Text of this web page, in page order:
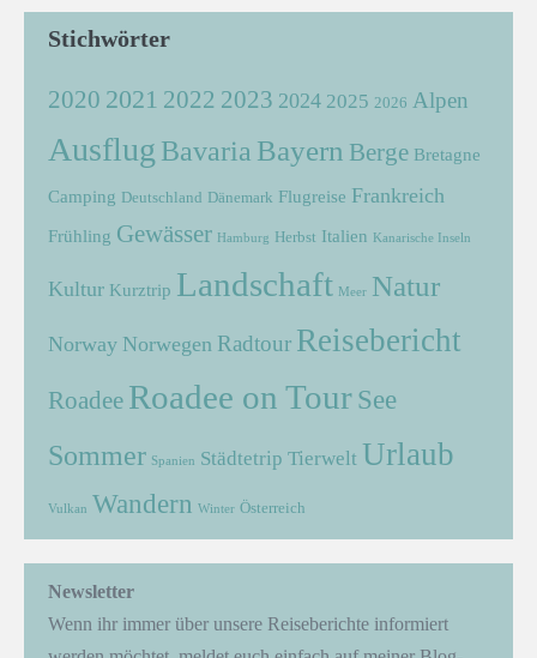
Stichwörter
2020 2021 2022 2023 2024 2025 2026 Alpen
Ausflug Bavaria Bayern Berge Bretagne
Camping Deutschland Dänemark Flugreise Frankreich
Frühling Gewässer Hamburg Herbst Italien Kanarische Inseln
Kultur Kurztrip Landschaft Meer Natur
Norway Norwegen Radtour Reisebericht
Roadee Roadee on Tour See
Sommer Spanien Städtetrip Tierwelt Urlaub
Vulkan Wandern Winter Österreich
Newsletter
Wenn ihr immer über unsere Reiseberichte informiert